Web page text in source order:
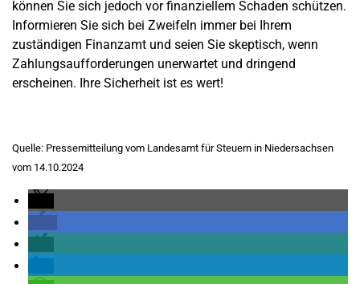
können Sie sich jedoch vor finanziellem Schaden schützen.
Informieren Sie sich bei Zweifeln immer bei Ihrem
zuständigen Finanzamt und seien Sie skeptisch, wenn
Zahlungsaufforderungen unerwartet und dringend
erscheinen. Ihre Sicherheit ist es wert!
Quelle: Pressemitteilung vom Landesamt für Steuern in Niedersachsen
vom 14.10.2024